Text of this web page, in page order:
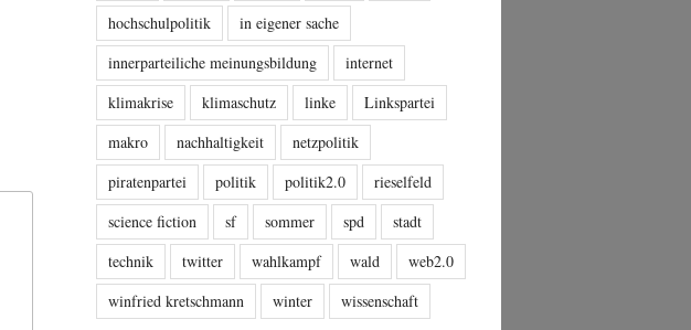
hochschulpolitik
in eigener sache
innerparteiliche meinungsbildung
internet
klimakrise
klimaschutz linke
Linkspartei
makro
nachhaltigkeit
netzpolitik
piratenpartei
politik politik2.0
rieselfeld
science fiction
sf sommer spd
stadt
technik
twitter wahlkampf wald
web2.0
winfried kretschmann
winter wissenschaft